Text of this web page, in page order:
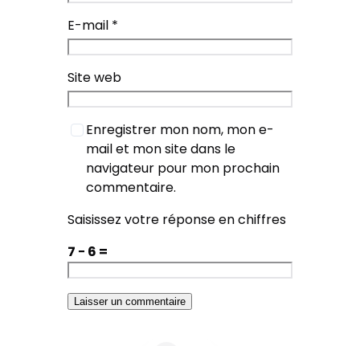
E-mail *
Site web
Enregistrer mon nom, mon e-
mail et mon site dans le
navigateur pour mon prochain
commentaire.
Saisissez votre réponse en chiffres
7 − 6 =